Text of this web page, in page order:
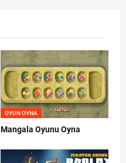
OYUN OYNA
Mangala Oyunu Oyna